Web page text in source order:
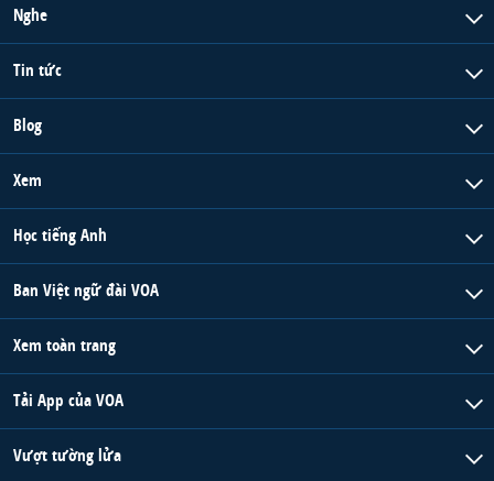
Nghe
Tin tức
Blog
Xem
Học tiếng Anh
Ban Việt ngữ đài VOA
Xem toàn trang
Tải App của VOA
Vượt tường lửa